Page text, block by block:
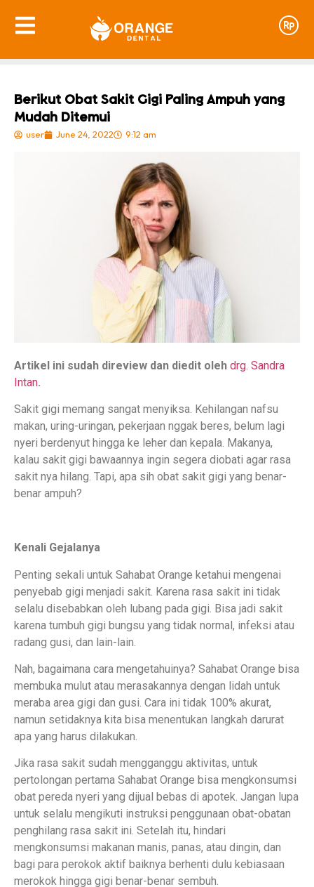
Berikut Obat Sakit Gigi Paling Ampuh yang
Mudah Ditemui
user June 24, 2022 9:12 am
Artikel ini sudah direview dan diedit oleh drg. Sandra
Intan.
Sakit gigi memang sangat menyiksa. Kehilangan nafsu
makan, uring-uringan, pekerjaan nggak beres, belum lagi
nyeri berdenyut hingga ke leher dan kepala. Makanya,
kalau sakit gigi bawaannya ingin segera diobati agar rasa
sakit nya hilang. Tapi, apa sih obat sakit gigi yang benar-
benar ampuh?
Kenali Gejalanya
Penting sekali untuk Sahabat Orange ketahui mengenai
penyebab gigi menjadi sakit. Karena rasa sakit ini tidak
selalu disebabkan oleh lubang pada gigi. Bisa jadi sakit
karena tumbuh gigi bungsu yang tidak normal, infeksi atau
radang gusi, dan lain-lain.
Nah, bagaimana cara mengetahuinya? Sahabat Orange bisa
membuka mulut atau merasakannya dengan lidah untuk
meraba area gigi dan gusi. Cara ini tidak 100% akurat,
namun setidaknya kita bisa menentukan langkah darurat
apa yang harus dilakukan.
Jika rasa sakit sudah mengganggu aktivitas, untuk
pertolongan pertama Sahabat Orange bisa mengkonsumsi
obat pereda nyeri yang dijual bebas di apotek. Jangan lupa
untuk selalu mengikuti instruksi penggunaan obat-obatan
penghilang rasa sakit ini. Setelah itu, hindari
mengkonsumsi makanan manis, panas, atau dingin, dan
bagi para perokok aktif baiknya berhenti dulu kebiasaan
merokok hingga gigi benar-benar sembuh.